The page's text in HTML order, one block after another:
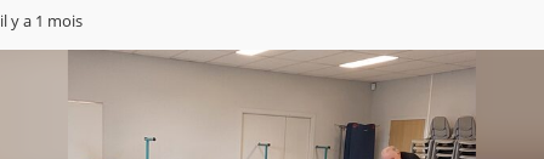
il y a 1 mois